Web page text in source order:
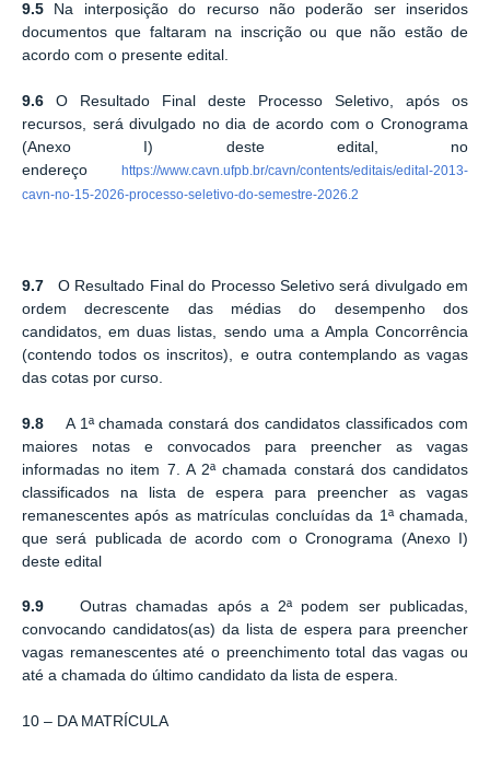
9.5
Na interposição do recurso não poderão ser inseridos
documentos que faltaram na inscrição ou que não estão de
acordo com o presente edital.
9.6 O Resultado Final deste Processo Seletivo, após os
recursos, será divulgado no dia de acordo com o Cronograma
(Anexo I) deste edital, no
endereço https://www.cavn.ufpb.br/cavn/contents/editais/edital-2013-
cavn-no-15-2026-processo-seletivo-do-semestre-2026.2
9.7O Resultado Final do Processo Seletivo será divulgado em
ordem decrescente das médias do desempenho dos
candidatos, em duas listas, sendo uma a Ampla Concorrência
(contendo todos os inscritos), e outra contemplando as vagas
das cotas por curso.
9.8 A 1ª chamada constará dos candidatos classificados com
maiores notas e convocados para preencher as vagas
informadas no item 7. A 2ª chamada constará dos candidatos
classificados na lista de espera para preencher as vagas
remanescentes após as matrículas concluídas da 1ª chamada,
que será publicada de acordo com o Cronograma (Anexo I)
deste edital
9.9Outras chamadas após a 2ª podem ser publicadas,
convocando candidatos(as) da lista de espera para preencher
vagas remanescentes até o preenchimento total das vagas ou
até a chamada do último candidato da lista de espera.
10 – DA MATRÍCULA